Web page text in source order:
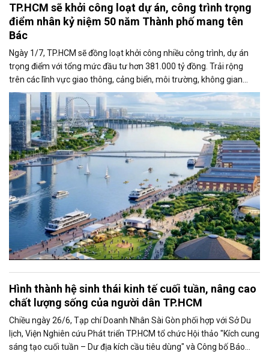
TP.HCM sẽ khởi công loạt dự án, công trình trọng
điểm nhân kỷ niệm 50 năm Thành phố mang tên
Bác
Ngày 1/7, TP.HCM sẽ đồng loạt khởi công nhiều công trình, dự án
trọng điểm với tổng mức đầu tư hơn 381.000 tỷ đồng. Trải rộng
trên các lĩnh vực giao thông, cảng biển, môi trường, không gian
công cộng và nhà ở xã hội, các dự án được kỳ vọng tạo động lực
tăng trưởng mới, mở rộng không gian phát triển và nâng cao năng
lực cạnh tranh của đô thị lớn nhất cả nước.
Hình thành hệ sinh thái kinh tế cuối tuần, nâng cao
chất lượng sống của người dân TP.HCM
Chiều ngày 26/6, Tạp chí Doanh Nhân Sài Gòn phối hợp với Sở Du
lịch, Viện Nghiên cứu Phát triển TP.HCM tổ chức Hội thảo "Kích cung
sáng tạo cuối tuần – Dư địa kích cầu tiêu dùng" và Công bố Báo